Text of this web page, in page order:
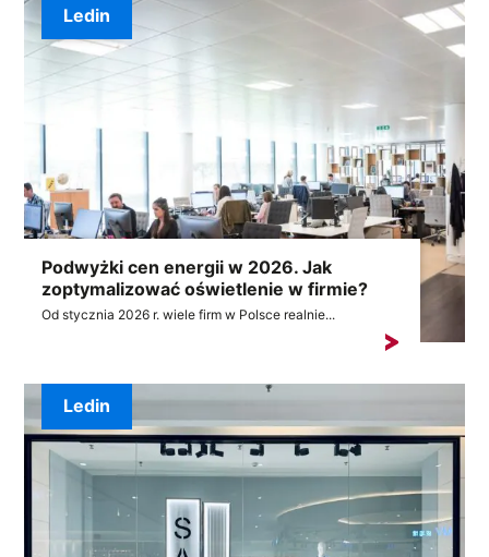
Podwyżki cen energii w 2026. Jak
zoptymalizować oświetlenie w firmie?
Od stycznia 2026 r. wiele firm w Polsce realnie...
Ledin
Ledin